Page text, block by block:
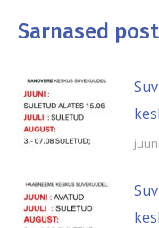
Sarnased